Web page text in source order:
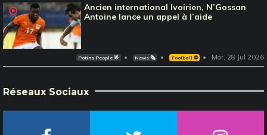
Ancien international Ivoirien, N’Gossan
Antoine lance un appel à l’aide
Potins People 🌟 News 🗞️ Football ⚽️ Mar, 28 Jul 2026
Réseaux Sociaux